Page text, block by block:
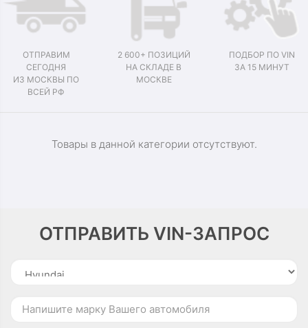
ОТПРАВИМ
СЕГОДНЯ
ИЗ МОСКВЫ ПО
ВСЕЙ РФ
2 600+ ПОЗИЦИЙ
НА СКЛАДЕ В
МОСКВЕ
ПОДБОР ПО VIN
ЗА 15 МИНУТ
Товары в данной категории отсутствуют.
ОТПРАВИТЬ VIN-ЗАПРОС